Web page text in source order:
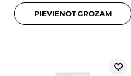
PIEVIENOT GROZAM